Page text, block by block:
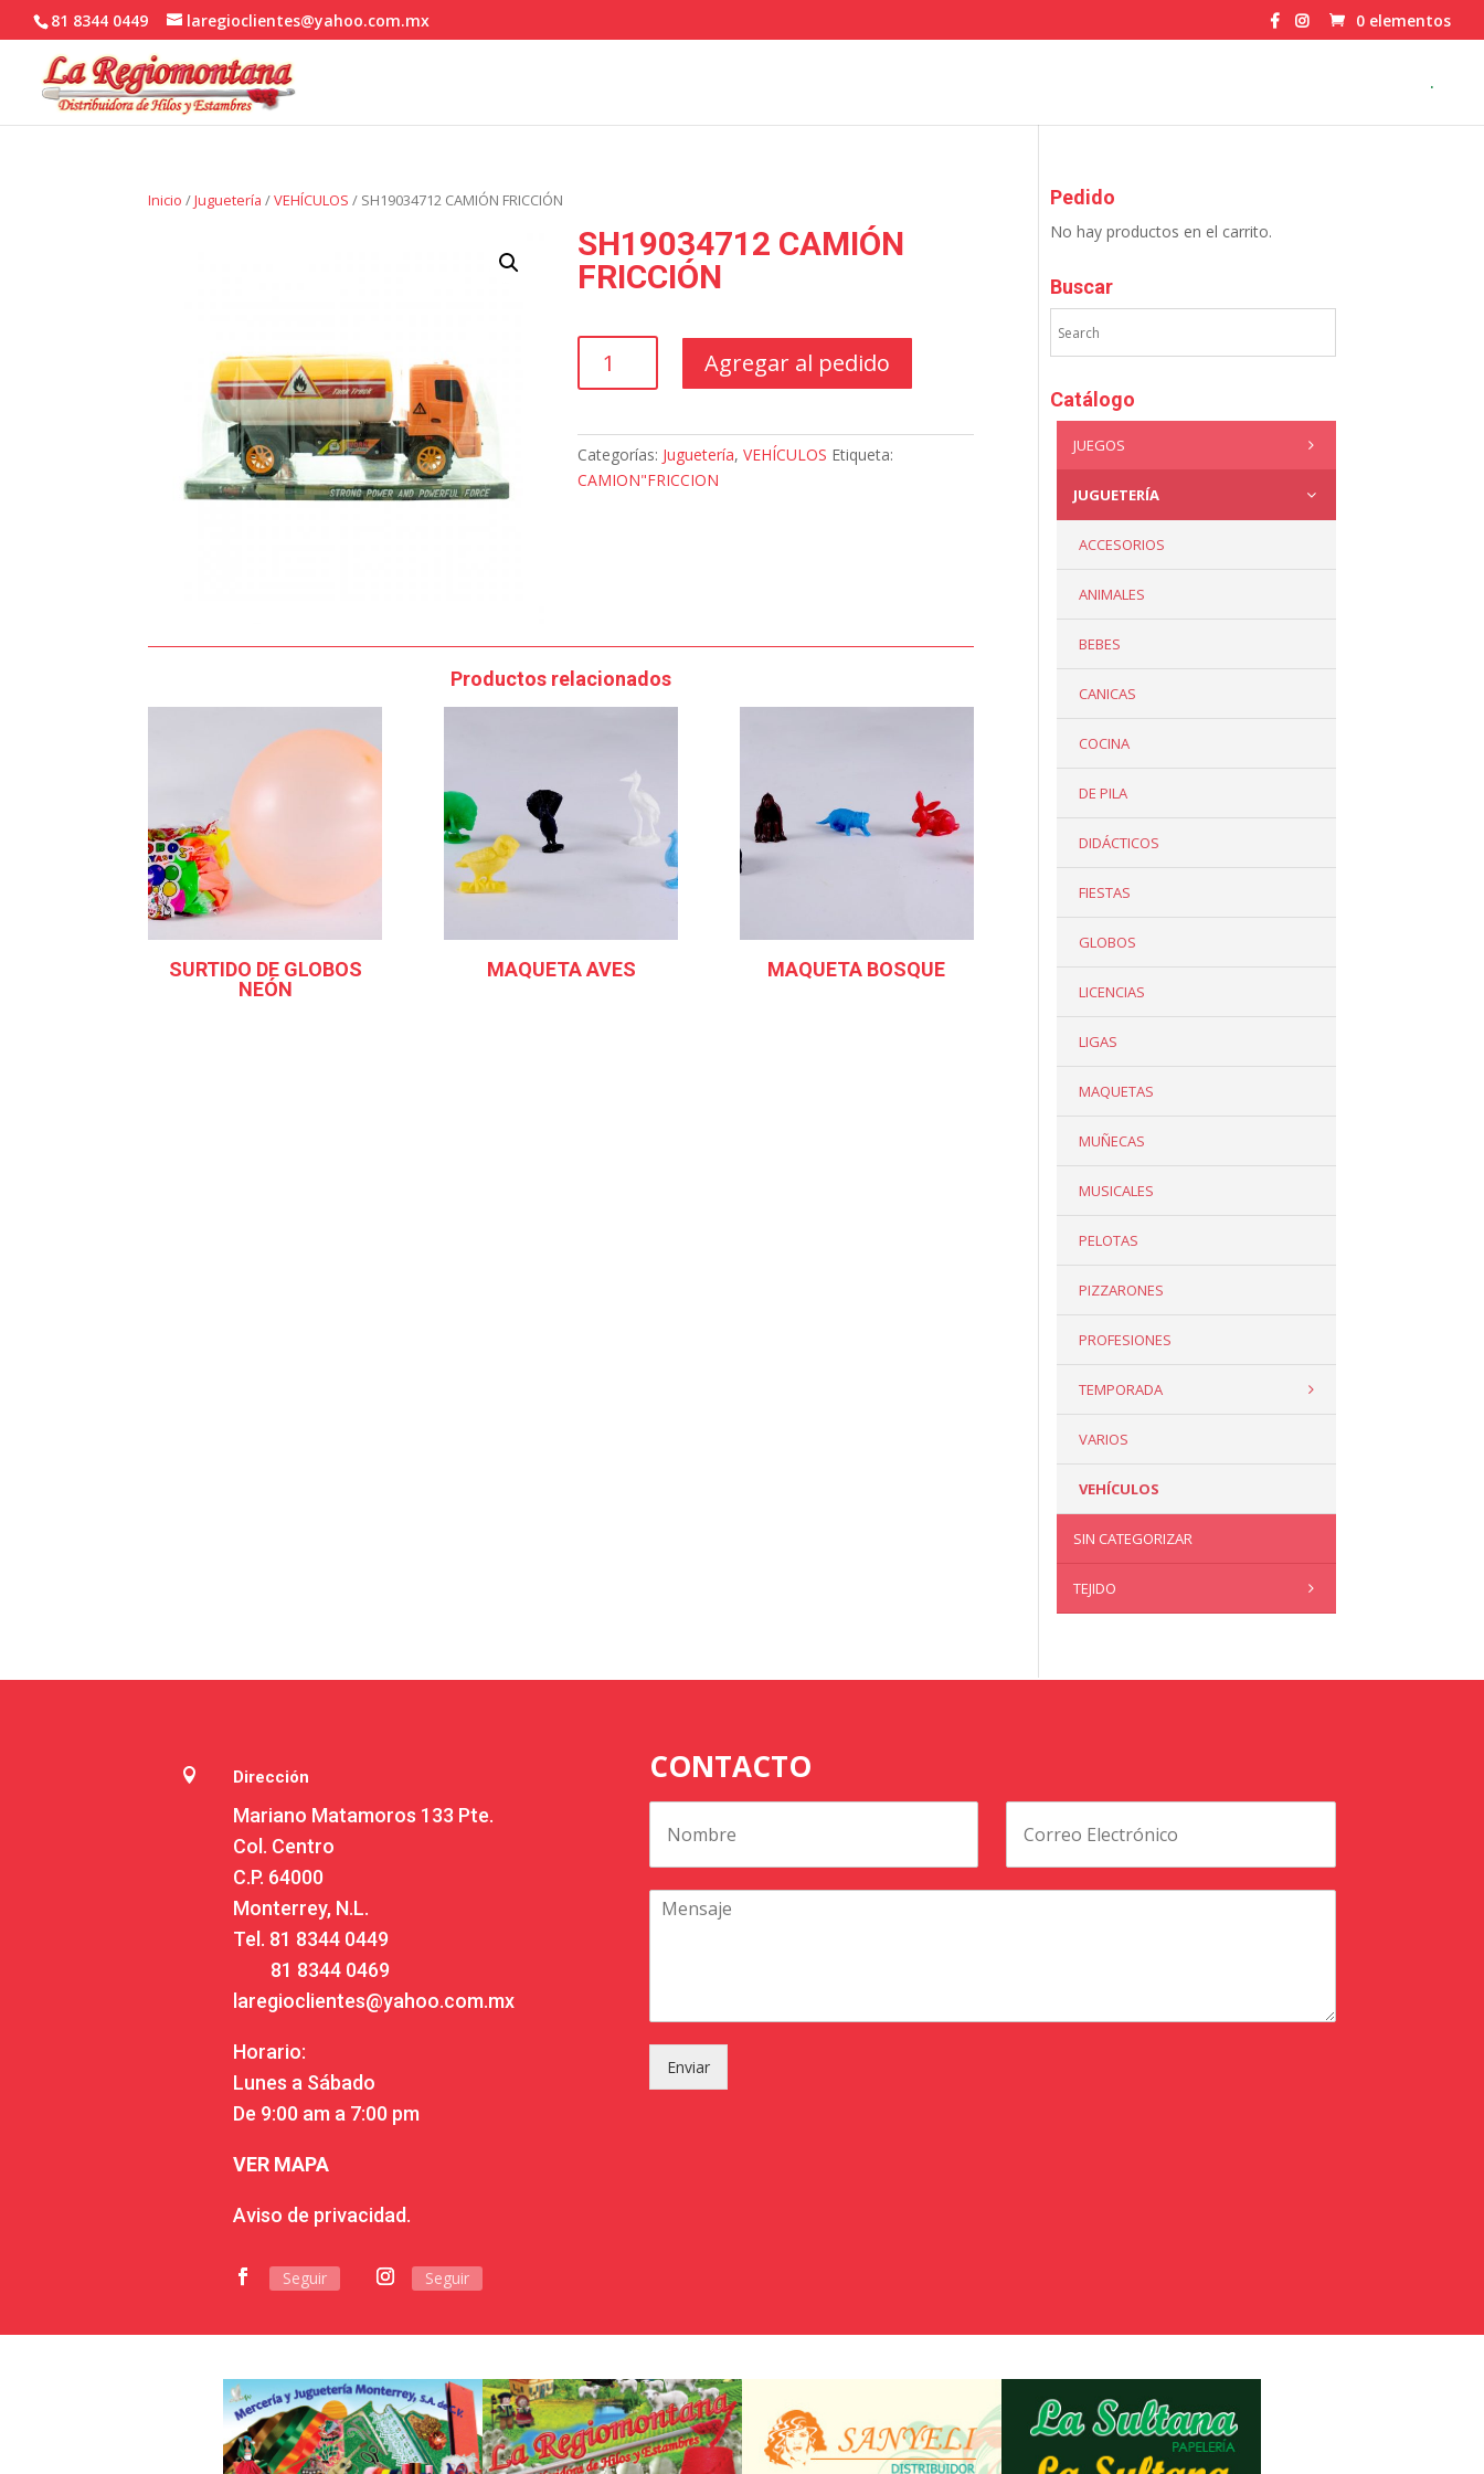
81 8344 0449 laregioclientes@yahoo.com.mx 0 elementos
.
Inicio /Juguetería /VEHÍCULOS / SH19034712 CAMIÓN FRICCIÓN
SH19034712 CAMIÓN
FRICCIÓN
CAMIÓN
Agregar al pedido
Categorías: Juguetería, VEHÍCULOS Etiqueta:
CAMION"FRICCION
Productos relacionados
SURTIDO DE GLOBOS
NEÓN
MAQUETA AVES MAQUETA BOSQUE
Pedido
No hay productos en el carrito.
Buscar
Catálogo
JUEGOS
JUGUETERÍA
ACCESORIOS
ANIMALES
BEBES
CANICAS
COCINA
DE PILA
DIDÁCTICOS
FIESTAS
GLOBOS
LICENCIAS
LIGAS
MAQUETAS
MUÑECAS
MUSICALES
PELOTAS
PIZZARONES
PROFESIONES
TEMPORADA
VARIOS
VEHÍCULOS
SIN CATEGORIZAR
TEJIDO
 Dirección
Mariano Matamoros 133 Pte.
Col. Centro
C.P. 64000
Monterrey, N.L.
Tel. 81 8344 0449
81 8344 0469
laregioclientes@yahoo.com.mx
Horario:
Lunes a Sábado
De 9:00 am a 7:00 pm
VER MAPA
Aviso de privacidad.
Seguir Seguir
CONTACTO
Enviar